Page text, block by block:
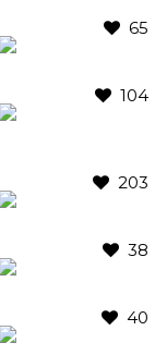
65
104
203
38
40